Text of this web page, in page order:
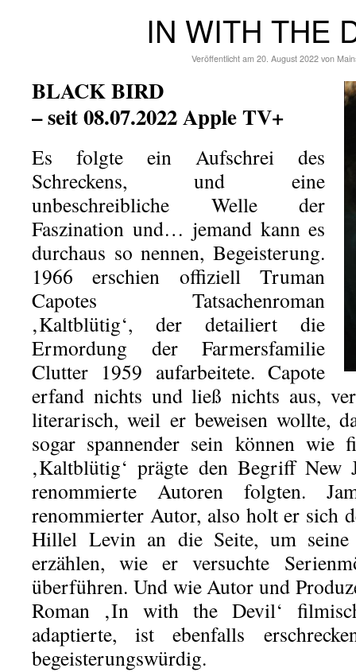
IN WITH THE
Veröffentlicht am 20. August 2022 von
BLACK BIRD
– seit 08.07.2022 Apple TV+
Es folgte ein Aufschrei des
Schreckens, und eine
unbeschreibliche Welle der
Faszination und… jemand kann es
durchaus so nennen, Begeisterung.
1966 erschien offiziell Truman
Capotes Tatsachenroman
‚Kaltblütig‘, der detailiert die
Ermordung der Farmersfamilie
Clutter 1959 aufarbeitete. Capote
erfand nichts und ließ nichts aus,
literarisch, weil er beweisen wollte,
sogar spannender sein können wie
‚Kaltblütig‘ prägte den Begriff New
renommierte Autoren folgten.
renommierter Autor, also holt er sich
Hillel Levin an die Seite, um seine
erzählen, wie er versuchte
überführen. Und wie Autor und
Roman ‚In with the Devil‘
adaptierte, ist ebenfalls
begeisterungswürdig.